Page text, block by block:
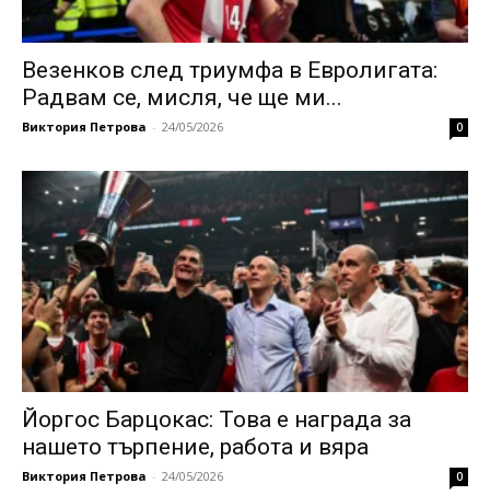
Везенков след триумфа в Евролигата:
Радвам се, мисля, че ще ми...
Виктория Петрова - 24/05/2026 0
Йоргос Барцокас: Това е награда за
нашето търпение, работа и вяра
Виктория Петрова - 24/05/2026 0